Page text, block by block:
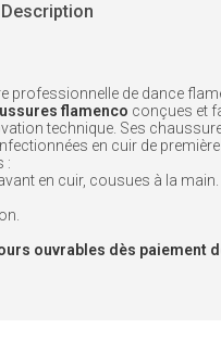
Description
professionnelle de dance
flamenco conçues et
technique. Ses
en cuir de
:
en cuir, cousues à la main.
ouvrables dès paiement